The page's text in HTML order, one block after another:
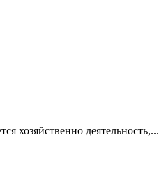
хозяйственно деятельность,...